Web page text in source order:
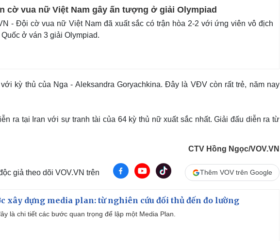
cờ vua nữ Việt Nam gây ấn tượng ở giải Olympiad
- Đội cờ vua nữ Việt Nam đã xuất sắc có trận hòa 2-2 với ứng viên vô địch
Quốc ở ván 3 giải Olympiad.
kỳ thủ của Nga - Aleksandra Goryachkina. Đây là VĐV còn rất trẻ, năm nay
ra tại Iran với sự tranh tài của 64 kỳ thủ nữ xuất sắc nhất. Giải đấu diễn ra từ
CTV Hồng Ngọc/VOV.VN
giả theo dõi VOV.VN trên Thêm VOV trên Google
xây dựng media plan: từ nghiên cứu đối thủ đến đo lường
là chi tiết các bước quan trọng để lập một Media Plan.